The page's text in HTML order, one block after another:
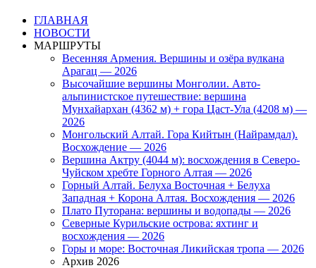
ГЛАВНАЯ
НОВОСТИ
МАРШРУТЫ
Весенняя Армения. Вершины и озёра вулкана
Арагац — 2026
Высочайшие вершины Монголии. Авто-
альпинистское путешествие: вершина
Мунхайархан (4362 м) + гора Цаст-Ула (4208 м) —
2026
Монгольский Алтай. Гора Кийтын (Найрамдал).
Восхождение — 2026
Вершина Актру (4044 м): восхождения в Северо-
Чуйском хребте Горного Алтая — 2026
Горный Алтай. Белуха Восточная + Белуха
Западная + Корона Алтая. Восхождения — 2026
Плато Путорана: вершины и водопады — 2026
Северные Курильские острова: яхтинг и
восхождения — 2026
Горы и море: Восточная Ликийская тропа — 2026
Архив 2026